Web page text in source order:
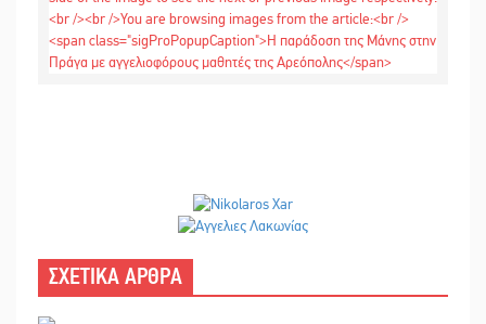
ΣΧΕΤΙΚΑ ΑΡΘΡΑ